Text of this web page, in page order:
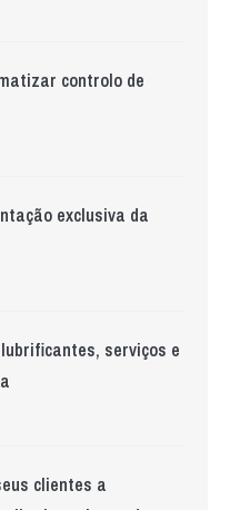
controlo de
exclusiva da
serviços e
clientes a